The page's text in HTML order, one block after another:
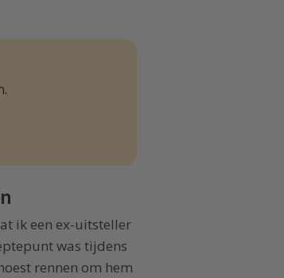
ik een ex-uitsteller
was tijdens
rennen om hem